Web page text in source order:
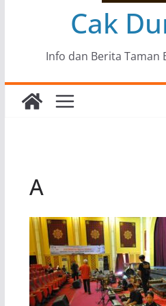
Cak
Info dan Berita Taman
A